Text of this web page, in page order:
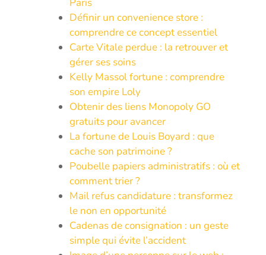
Définir un convenience store :
comprendre ce concept essentiel
Carte Vitale perdue : la retrouver et
gérer ses soins
Kelly Massol fortune : comprendre
son empire Loly
Obtenir des liens Monopoly GO
gratuits pour avancer
La fortune de Louis Boyard : que
cache son patrimoine ?
Poubelle papiers administratifs : où et
comment trier ?
Mail refus candidature : transformez
le non en opportunité
Cadenas de consignation : un geste
simple qui évite l’accident